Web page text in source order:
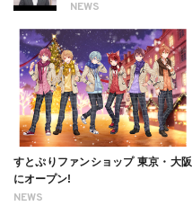
NEWS
NEWS
すとぷりファンショップ 東京・大阪
にオープン!